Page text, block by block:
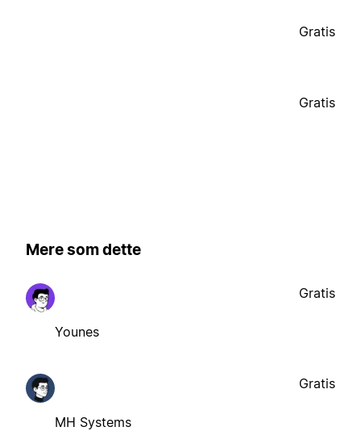
Gratis
Gratis
Mere som dette
Younes
Gratis
MH Systems
Gratis